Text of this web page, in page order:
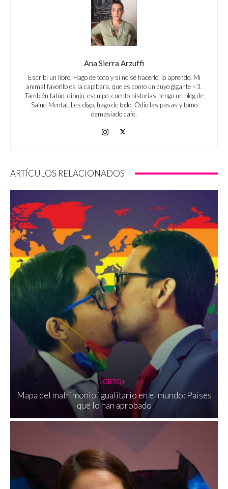
Ana Sierra Arzuffi
Escribí un libro. Hago de todo y si no sé hacerlo, lo aprendo. Mi
animal favorito es la capibara, que es como un cuyo gigante <3.
También tatúo, dibujo, esculpo, cuento historias, tengo un blog de
Salud Mental. Les digo, hago de todo. Odio las pasas y tomo
demasiado café.
ARTÍCULOS RELACIONADOS
LGBTQ+
Mapa del matrimonio igualitario en el mundo: Países
que lo han aprobado